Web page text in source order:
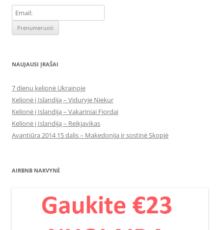
NAUJAUSI ĮRAŠAI
7 dienų kelionė Ukrainoje
Kelionė į Islandiją – Viduryje Niekur
Kelionė į Islandiją – Vakariniai Fjordai
Kelionė į Islandiją – Reikjavikas
Avantiūra 2014 15 dalis – Makedonija ir sostinė Skopjė
AIRBNB NAKVYNĖ